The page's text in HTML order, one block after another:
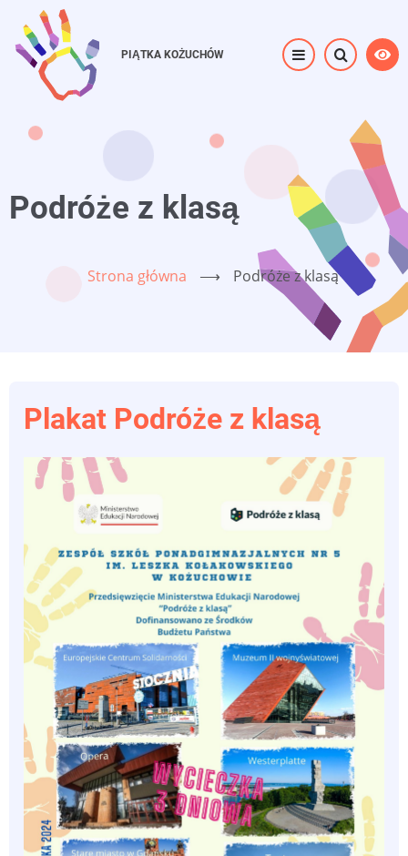
Przejdź
treści
PIĄTKA KOŻUCHÓW
Podróże z klasą
Strona główna ⟶ Podróże z klasą
Plakat Podróże z klasą